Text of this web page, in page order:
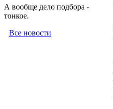
А вообще дело подбора -
тонкое.
Все новости